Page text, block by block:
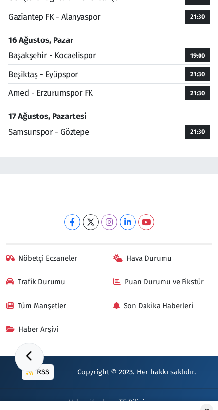
Gaziantep FK - Alanyaspor 21:30
16 Ağustos, Pazar
Başakşehir - Kocaelispor
19:00
Beşiktaş - Eyüpspor 21:30
Amed - Erzurumspor FK 21:30
17 Ağustos, Pazartesi
Samsunspor - Göztepe
21:30
Nöbetçi Eczaneler Hava Durumu
Trafik Durumu Puan Durumu ve Fikstür
Tüm Manşetler Son Dakika Haberleri
Haber Arşivi
RSS Copyright © 2023. Her hakkı saklıdır.
Haber Yazılımı:TE Bilişim